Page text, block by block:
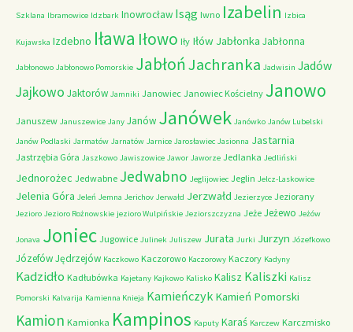
Szklana Ibramowice Idzbark Inowrocław Isąg Iwno Izabelin Izbica
Kujawska Izdebno Iława Iłowo Iły Iłów Jabłonka Jabłonna
Jabłonowo Jabłonowo Pomorskie JabłońJachranka Jadwisin Jadów
Jajkowo Jaktorów Jamniki Janowiec Janowiec Kościelny Janowo
Januszew Januszewice Jany Janów Janówek Janówko Janów Lubelski
Janów Podlaski Jarmatów Jarnatów Jarnice Jarosławiec Jasionna Jastarnia
Jastrzębia Góra Jaszkowo Jawiszowice Jawor Jaworze Jedlanka Jedliński
Jednorożec Jedwabne Jedwabno Jeglijowiec Jeglin Jelcz-Laskowice
Jelenia Góra Jeleń Jemna Jerichov Jerwałd Jerzwałd Jezierzyce Jeziorany
Jezioro Jezioro Rożnowskie jezioro Wulpińskie Jeziorszczyzna Jeże Jeżewo Jeżów
Jonava Joniec Jugowice Julinek Juliszew Jurata Jurki Jurzyn Józefkowo
JózefówJędrzejów Kaczkowo Kaczorowo Kaczorowy Kaczory Kadyny
Kadzidło Kadłubówka Kajetany Kajkowo Kalisko Kalisz Kaliszki Kalisz
Pomorski Kalvarija Kamienna Knieja Kamieńczyk Kamień Pomorski
Kamion Kamionka Kampinos Kaputy Karaś Karczew Karczmisko